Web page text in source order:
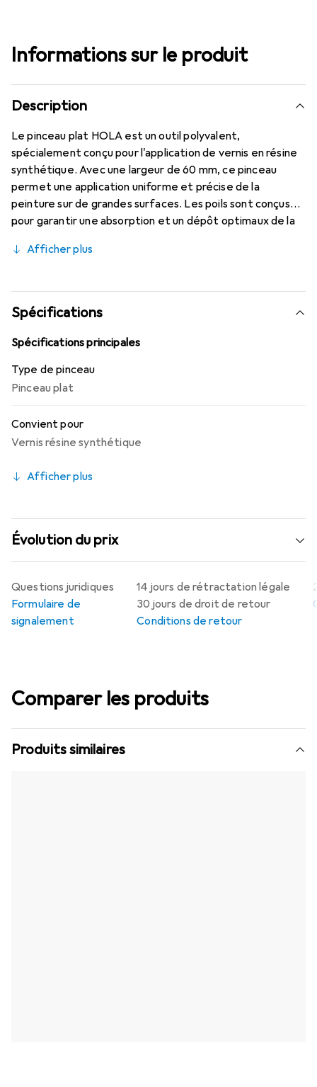
Informations sur le produit
Description
Le pinceau plat HOLA est un outil polyvalent,
spécialement conçu pour l'application de vernis en résine
synthétique. Avec une largeur de 60 mm, ce pinceau
permet une application uniforme et précise de la
peinture sur de grandes surfaces. Les poils sont conçus
pour garantir une absorption et un dépôt optimaux de la
pinceau est équipé d'une virole en nickel robuste qui
l'outil. Le manche en bois brut offre non seulement une
prise en main agréable, mais aussi un bon contrôle lors de la
peinture. Ce pinceau de surface est idéal tant pour les
peintres expérimentés que pour les artistes amateurs qui
Afficher plus
Spécifications
Spécifications principales
Type de pinceau
Pinceau plat
Convient pour
Vernis résine synthétique
Afficher plus
Évolution du prix
14 jours de rétractation légale
30 jours de droit de retour
Conditions de retour
Questions juridiques
Formulaire de
signalement
Comparer les produits
Produits similaires